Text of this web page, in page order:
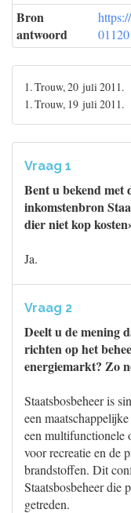
Bron
antwoord
1. Trouw, 20 juli 2011.
1. Trouw, 19 juli 2011.
Vraag 1
Bent u bekend met
inkomstenbron
dier niet kop
Ja.
Vraag 2
Deelt u de mening
richten op het
energiemarkt? Zo
Staatsbosbeheer is
een
een multifunctionele
voor recreatie en de
brandstoffen. Dit
Staatsbosbeheer
getreden.